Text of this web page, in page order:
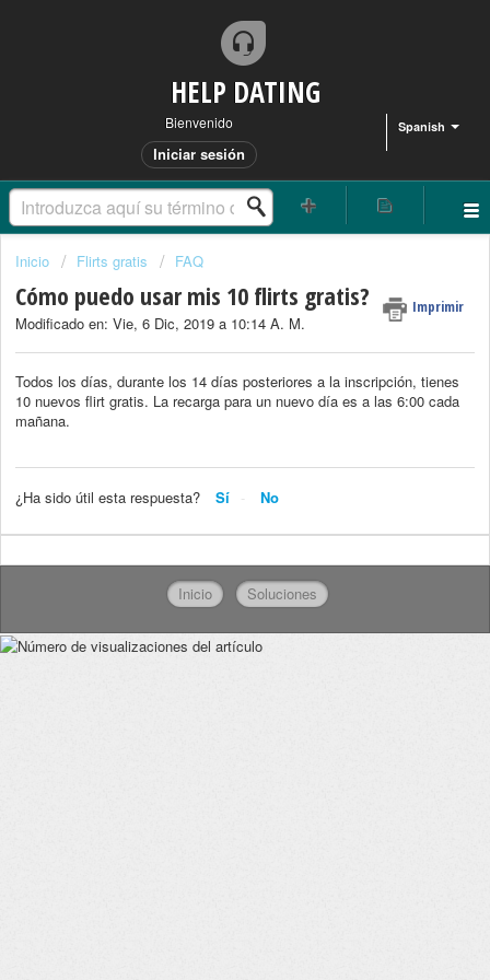
HELP DATING
Spanish
Bienvenido
Iniciar sesión
Inicio Flirts gratis FAQ
Cómo puedo usar mis 10 flirts gratis? Imprimir
Modificado en: Vie, 6 Dic, 2019 a 10:14 A. M.
Todos los días, durante los 14 días posteriores a la inscripción, tienes
10 nuevos flirt gratis. La recarga para un nuevo día es a las 6:00 cada
mañana.
¿Ha sido útil esta respuesta? Sí No
Inicio Soluciones